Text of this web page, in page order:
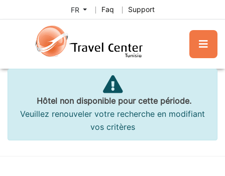
FR Faq Support
Hôtel non disponible pour cette période.
Veuillez renouveler votre recherche en modifiant
vos critères